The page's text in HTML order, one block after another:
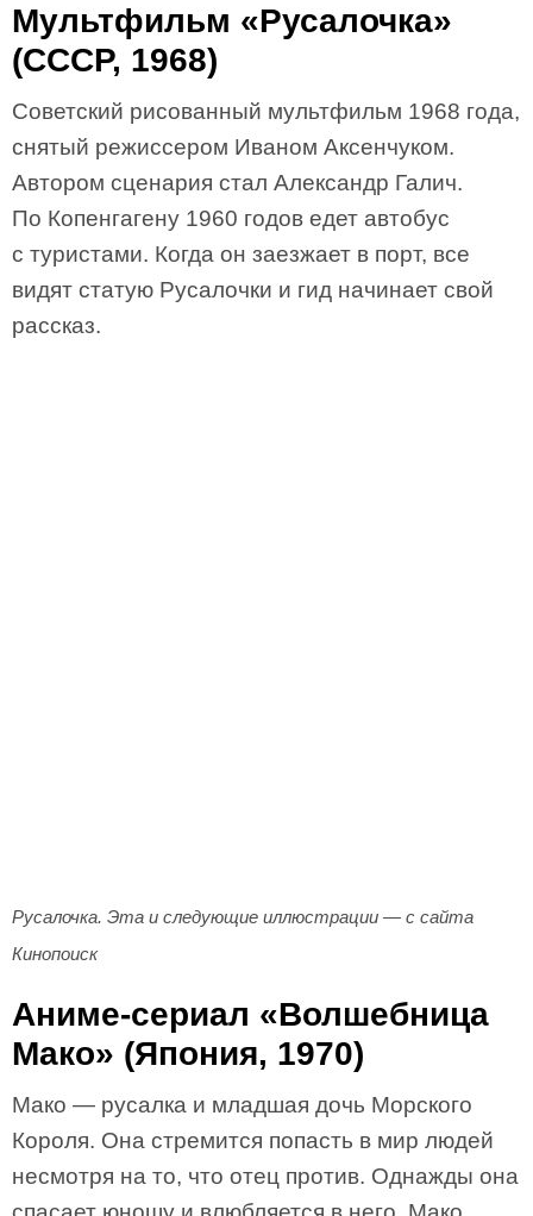
Мультфильм «Русалочка»
(СССР, 1968)
Советский рисованный мультфильм 1968 года,
снятый режиссером Иваном Аксенчуком.
Автором сценария стал Александр Галич.
По Копенгагену 1960 годов едет автобус
с туристами. Когда он заезжает в порт, все
видят статую Русалочки и гид начинает свой
рассказ.
Русалочка. Эта и следующие иллюстрации — с сайта
Кинопоиск
Аниме-сериал «Волшебница
Мако» (Япония, 1970)
Мако — русалка и младшая дочь Морского
Короля. Она стремится попасть в мир людей
несмотря на то, что отец против. Однажды она